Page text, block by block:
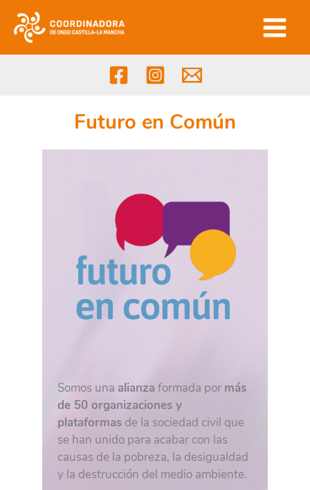
contenido
Futuro en Común
Somos una alianza formada por más
de 50 organizaciones y
plataformasde la sociedad civil que
se han unido para acabar con las
causas de la pobreza, la desigualdad
y la destrucción del medio ambiente.